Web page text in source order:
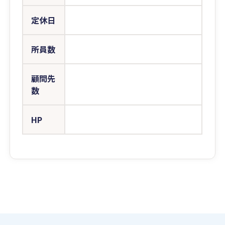
定休日
所員数
顧問先
数
HP